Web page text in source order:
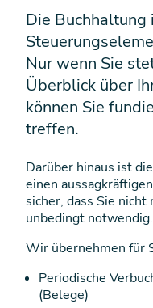
Die Buchhaltung
Nur wenn Sie
Überblick über
können Sie
treffen.
Darüber hinaus ist
einen
sicher, dass Sie
unbedingt notwendig.
Wir übernehmen für
Periodische
(Belege)